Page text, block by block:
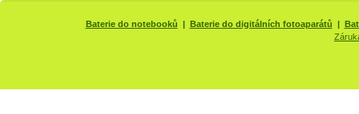
Baterie do notebooků | Baterie do digitálních fotoaparátů |